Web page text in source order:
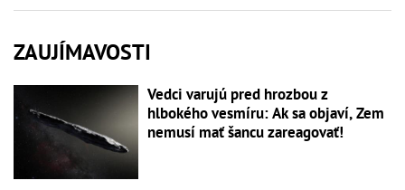
ZAUJÍMAVOSTI
Vedci varujú pred hrozbou z
hlbokého vesmíru: Ak sa objaví, Zem
nemusí mať šancu zareagovať!